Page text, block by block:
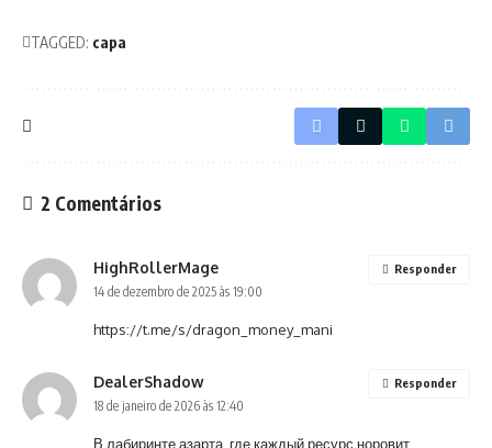
TAGGED: capa
2 Comentários
HighRollerMage
14 de dezembro de 2025 às 19:00
https://t.me/s/dragon_money_mani
Responder
DealerShadow
18 de janeiro de 2026 às 12:40
В лабиринте азарта, где каждый ресурс норовит
Responder